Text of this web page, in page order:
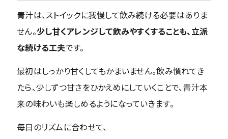
青汁は、ストイックに我慢して飲み続ける必要はありま
せん。少し甘くアレンジして飲みやすくすることも、立派
な続ける工夫です。
最初はしっかり甘くしてもかまいません。飲み慣れてき
たら、少しずつ甘さをひかえめにしていくことで、青汁本
来の味わいも楽しめるようになっていきます。
毎日のリズムに合わせて、